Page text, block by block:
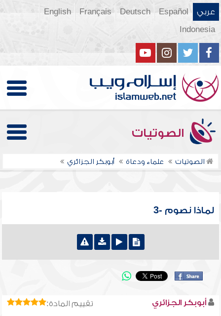
عربي Español
Deutsch
Français
English
Indonesia
الصوتيات
الصوتيات علماء ودعاة أبوبكر الجزائري
لماذا نصوم -3
تقييم المادة: أبوبكر الجزائري